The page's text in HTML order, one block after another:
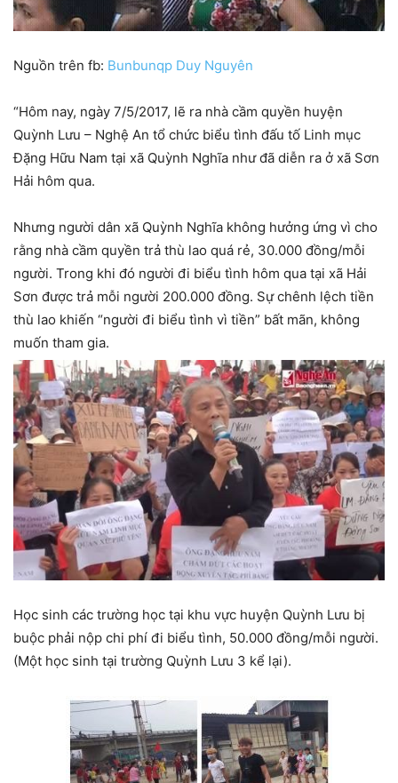
Nguồn trên fb: Bunbunqp Duy Nguyên
“Hôm nay, ngày 7/5/2017, lẽ ra nhà cầm quyền huyện
Quỳnh Lưu – Nghệ An tổ chức biểu tình đấu tố Linh mục
Đặng Hữu Nam tại xã Quỳnh Nghĩa như đã diễn ra ở xã Sơn
Hải hôm qua.
Nhưng người dân xã Quỳnh Nghĩa không hưởng ứng vì cho
rằng nhà cầm quyền trả thù lao quá rẻ, 30.000 đồng/mỗi
người. Trong khi đó người đi biểu tình hôm qua tại xã Hải
Sơn được trả mỗi người 200.000 đồng. Sự chênh lệch tiền
thù lao khiến “người đi biểu tình vì tiền” bất mãn, không
muốn tham gia.
Học sinh các trường học tại khu vực huyện Quỳnh Lưu bị
buộc phải nộp chi phí đi biểu tình, 50.000 đồng/mỗi người.
(Một học sinh tại trường Quỳnh Lưu 3 kể lại).